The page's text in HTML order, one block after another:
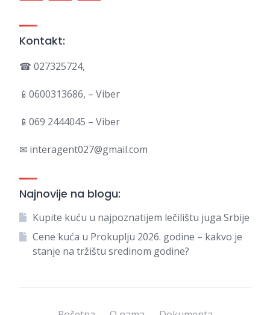
Kontakt:
☎ 027325724,
📱0600313686, – Viber
📱069 2444045 – Viber
✉ interagent027@gmail.com
Najnovije na blogu:
Kupite kuću u najpoznatijem lečilištu juga Srbije
Cene kuća u Prokuplju 2026. godine – kakvo je
stanje na tržištu sredinom godine?